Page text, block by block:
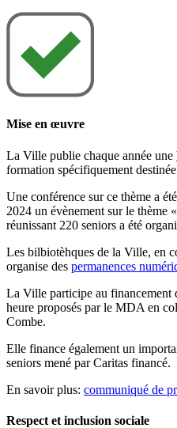
Mise en œuvre
La Ville publie chaque année une
formation spécifiquement
Une conférence sur ce thème a
2024 un évènement sur le thème
réunissant 220 seniors a été
Les bilbiotèhques de la Ville, en
organise des permanences
La Ville participe au financement
heure proposés par le MDA en
Combe.
Elle finance également un
seniors mené par Caritas financé.
En savoir plus: communiqué de
Respect et inclusion sociale